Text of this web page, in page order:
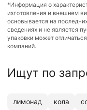
*Информация о
изготовления и внешнем
основывается на
сведениях и не является
упаковки может
компаний.
Ищут по
лимонад кола